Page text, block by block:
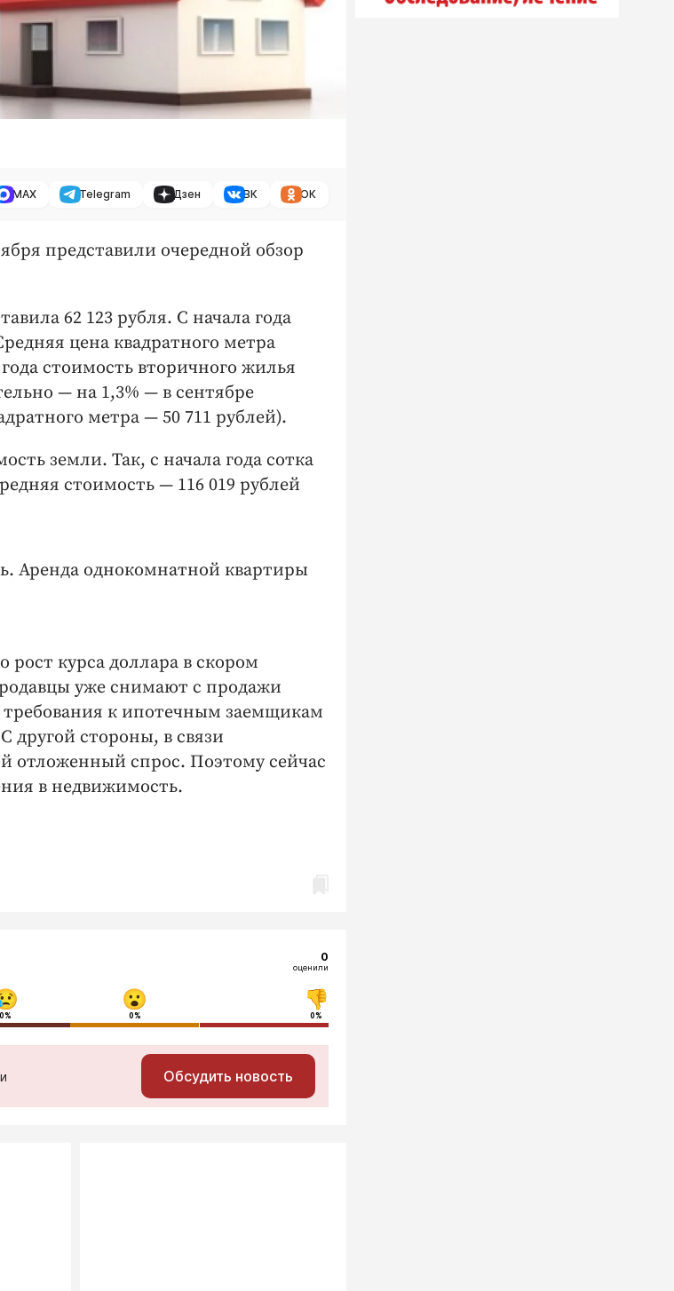
MAX Telegram Дзен ВК ОК
представили очередной обзор
62 123 рубля. С начала года
цена квадратного метра
стоимость вторичного жилья
— на 1,3% — в сентябре
метра — 50 711 рублей).
земли. Так, с начала года сотка
стоимость — 116 019 рублей
Аренда однокомнатной квартиры
курса доллара в скором
уже снимают с продажи
к ипотечным заемщикам
другой стороны, в связи
отложенный спрос. Поэтому сейчас
в недвижимость.
0
оценили
0% 0% 0%
Обсудить новость